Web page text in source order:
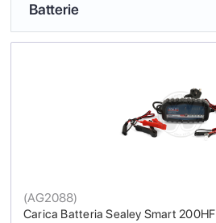
Batterie
Carica Batteria Sealey Smart 200HF
(AG2088)